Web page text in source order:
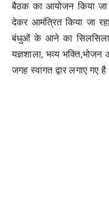
बैठक का आयोजन किया जा
देकर आमंत्रित किया जा
बंधुओं के आने का सिलसिला
यज्ञशाला, भव्य भक्ति,भोजन
जगह स्वागत द्वार लगाए गए